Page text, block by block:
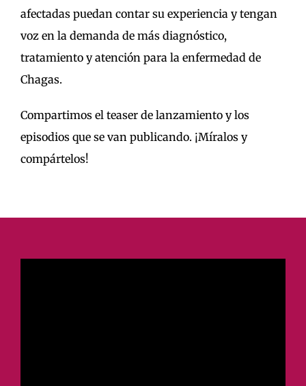
afectadas puedan contar su experiencia y tengan
voz en la demanda de más diagnóstico,
tratamiento y atención para la enfermedad de
Chagas.
Compartimos el teaser de lanzamiento y los
episodios que se van publicando. ¡Míralos y
compártelos!